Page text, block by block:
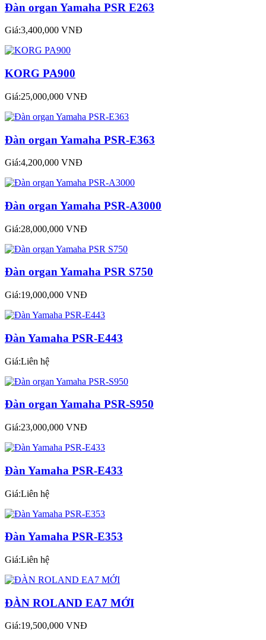
Đàn organ Yamaha PSR E263
Giá:3,400,000 VNĐ
KORG PA900
Giá:25,000,000 VNĐ
Đàn organ Yamaha PSR-E363
Giá:4,200,000 VNĐ
Đàn organ Yamaha PSR-A3000
Giá:28,000,000 VNĐ
Đàn organ Yamaha PSR S750
Giá:19,000,000 VNĐ
Đàn Yamaha PSR-E443
Giá:Liên hệ
Đàn organ Yamaha PSR-S950
Giá:23,000,000 VNĐ
Đàn Yamaha PSR-E433
Giá:Liên hệ
Đàn Yamaha PSR-E353
Giá:Liên hệ
ĐÀN ROLAND EA7 MỚI
Giá:19,500,000 VNĐ